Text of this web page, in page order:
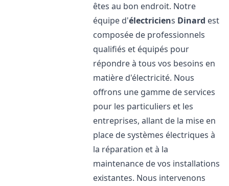
êtes au bon endroit. Notre
équipe d'électriciens Dinard est
composée de professionnels
qualifiés et équipés pour
répondre à tous vos besoins en
matière d'électricité. Nous
offrons une gamme de services
pour les particuliers et les
entreprises, allant de la mise en
place de systèmes électriques à
la réparation et à la
maintenance de vos installations
existantes. Nous intervenons